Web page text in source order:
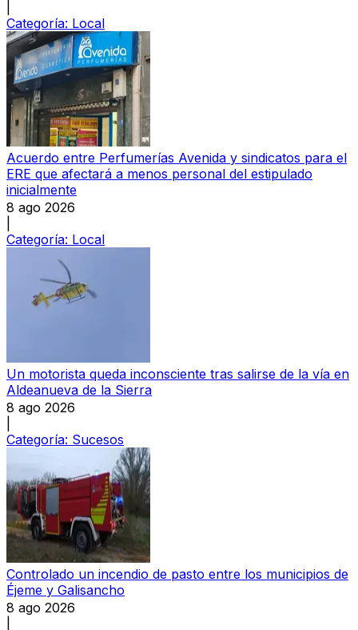
Categoría: Local
Acuerdo entre Perfumerías Avenida y sindicatos para el
ERE que afectará a menos personal del estipulado
inicialmente
8 ago 2026
Categoría: Local
Un motorista queda inconsciente tras salirse de la vía en
Aldeanueva de la Sierra
8 ago 2026
Categoría: Sucesos
Controlado un incendio de pasto entre los municipios de
Éjeme y Galisancho
8 ago 2026